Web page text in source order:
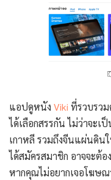
แอปดูหนัง Viki ที่รวบรวม
ได้เลือกสรรกัน ไม่ว่าจะ
เกาหลี รวมถึงจีนแผ่นดิ
ได้สมัครสมาชิก อาจจะต้
หากคุณไม่อยากเจอโฆษณ